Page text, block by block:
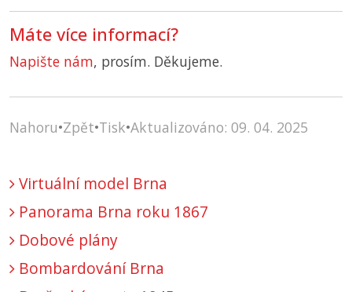
Máte více informací?
Napište nám, prosím. Děkujeme.
Nahoru•Zpět•Tisk•Aktualizováno: 09. 04. 2025
Virtuální model Brna
Panorama Brna roku 1867
Dobové plány
Bombardování Brna